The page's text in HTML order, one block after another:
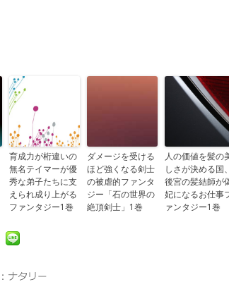
育成力が桁違いの
無名テイマーが優
秀な弟子たちに支
えられ成り上がる
ファンタジー1巻
ダメージを受ける
ほど強くなる剣士
の被虐的ファンタ
ジー「石の世界の
絶頂剣士」1巻
人の価値を髪の
しさが決める国、
後宮の髪結師が
妃になるお仕事
ァンタジー1巻